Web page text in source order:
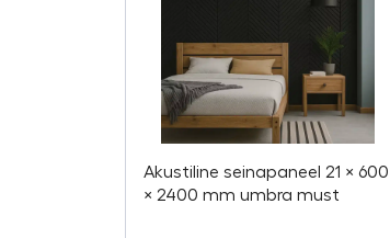
Akustiline seinapaneel 21 × 600
× 2400 mm umbra must